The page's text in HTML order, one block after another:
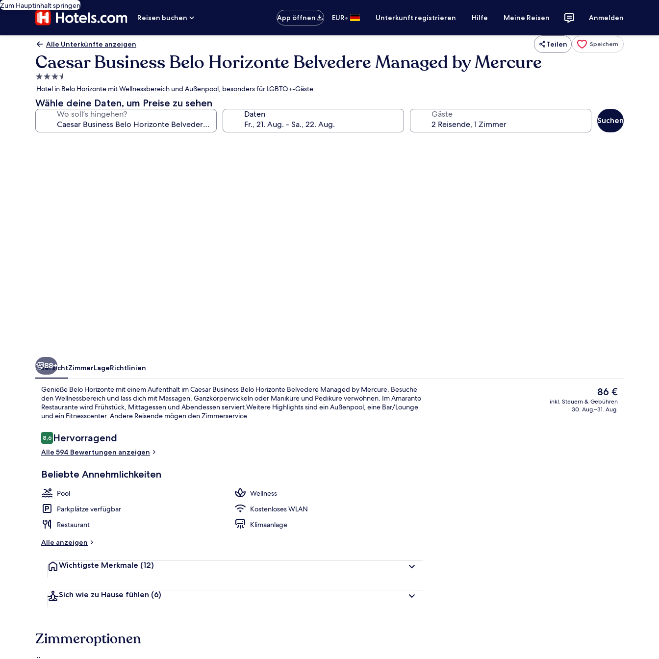
Zum Hauptinhalt springen
Reisen buchen
App öffnen EUR• Unterkunft registrieren Hilfe Meine Reisen Anmelden
Alle Unterkünfte anzeigen Teilen Speichern
Caesar Business Belo Horizonte Belvedere Managed by Mercure
3.5-
Sterne-
Unterkunft
Hotel in Belo Horizonte mit Wellnessbereich und Außenpool, besonders für LGBTQ+-Gäste
Wähle deine Daten, um Preise zu sehen
Wo soll’s hingehen? Daten Gäste
Suchen
Außenpool, Liegestühle
88+
ÜbersichtZimmerLageRichtlinien
Genieße Belo Horizonte mit einem Aufenthalt im Caesar Business Belo Horizonte Belvedere Managed by Mercure. Besuche
den Wellnessbereich und lass dich mit Massagen, Ganzkörperwickeln oder Maniküre und Pediküre verwöhnen. Im Amaranto
Restaurante wird Frühstück, Mittagessen und Abendessen serviert.Weitere Highlights sind ein Außenpool, eine Bar/Lounge
und ein Fitnesscenter. Andere Reisende mögen den Zimmerservice.
Bewertungen
8,68,6 von 10.
Hervorragend
Alle 594 Bewertungen anzeigen
Beliebte Annehmlichkeiten
Pool
Wellness
Parkplätze verfügbar
Kostenloses WLAN
Restaurant
Klimaanlage
Alle anzeigen
Wichtigste Merkmale (12)
Sich wie zu Hause fühlen (6)
Der
aktuelle
Preis
86 €
inkl. Steuern & Gebühren
30. Aug.–31. Aug.
Zimmeroptionen